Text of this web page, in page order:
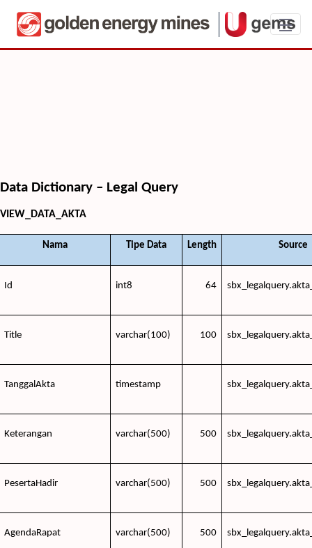
UBoard Data Dictionary - Legal Query
Data Dictionary – Legal Query
VIEW_DATA_AKTA
Nama Tipe Data Length Source
Id int8 64
Title varchar(100) 100
TanggalAkta timestamp
Keterangan varchar(500) 500
PesertaHadir varchar(500) 500
AgendaRapat varchar(500) 500